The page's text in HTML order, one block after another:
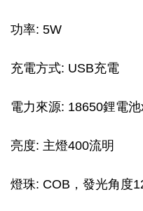
功率: 5W
充電方式: USB充電
電力來源: 18650鋰電
亮度: 主燈400流明
燈珠: COB，發光角度